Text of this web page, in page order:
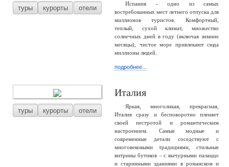
туры курорты отели
Испания - одно из самых
востребованных мест летнего отпуска для
миллионов туристов. Комфортный,
теплый, сухой климат, множество
солнечных дней в году (включая зимние
месяцы), чистое море привлекают сюда
миллионы людей.
подробнее...
туры курорты отели
Италия
Яркая, многоликая, прекрасная,
Италия сразу и бесповоротно пленяет
своей пестротой и романтическим
настроением. Самые модные и
современные детали соседствуют с
многовековыми традициями, стильные
витрины бутиков – с вычурными палаццо
и старинными зданиями в романском и